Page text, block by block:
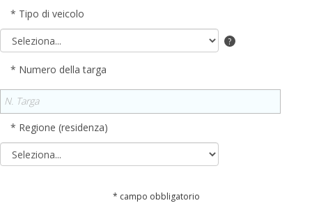
* Tipo di veicolo
?
* Numero della targa
* Regione (residenza)
* campo obbligatorio